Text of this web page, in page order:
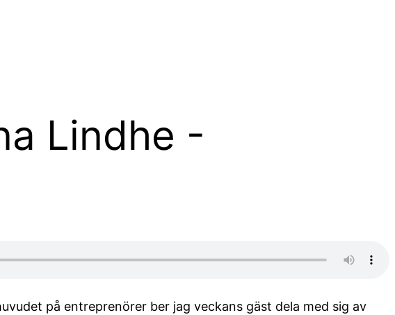
Lindhe -
på entreprenörer ber jag veckans gäst dela med sig av